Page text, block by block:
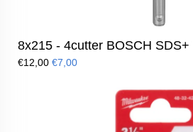
8x215 - 4cutter BOSCH
€12,00 €7,00